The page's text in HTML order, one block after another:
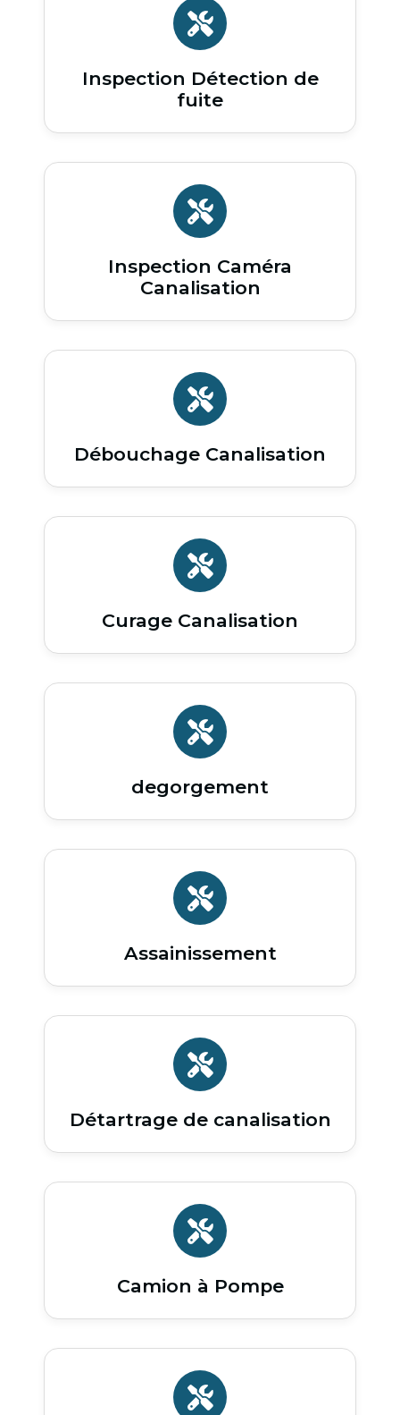
Inspection Détection de
fuite
Inspection Caméra
Canalisation
Débouchage Canalisation
Curage Canalisation
degorgement
Assainissement
Détartrage de canalisation
Camion à Pompe